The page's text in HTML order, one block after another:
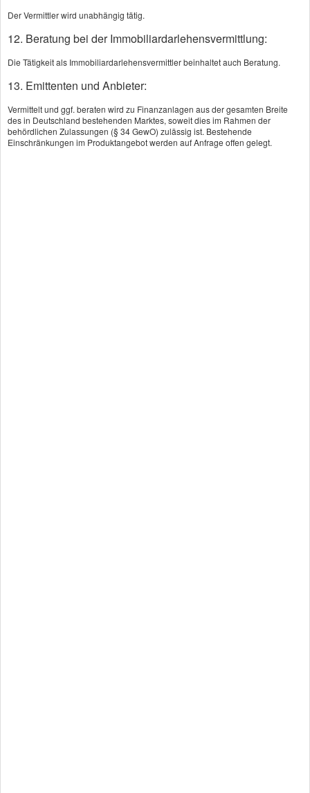
Zahnzusatztarif:
Der Vermittler wird unabhängig tätig.
12. Beratung bei der Immobiliardarlehensvermittlung:
Die Tätigkeit als Immobiliardarlehensvermittler beinhaltet auch Beratung.
13. Emittenten und Anbieter:
Vermittelt und ggf. beraten wird zu Finanzanlagen aus der gesamten Breite
des in Deutschland bestehenden Marktes, soweit dies im Rahmen der
behördlichen Zulassungen (§ 34 GewO) zulässig ist. Bestehende
Einschränkungen im Produktangebot werden auf Anfrage offen gelegt.